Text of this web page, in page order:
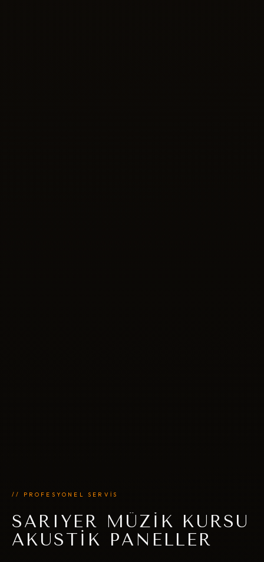
// PROFESYONEL SERVİS
SARIYER MÜZIK KURSU
AKUSTIK PANELLER